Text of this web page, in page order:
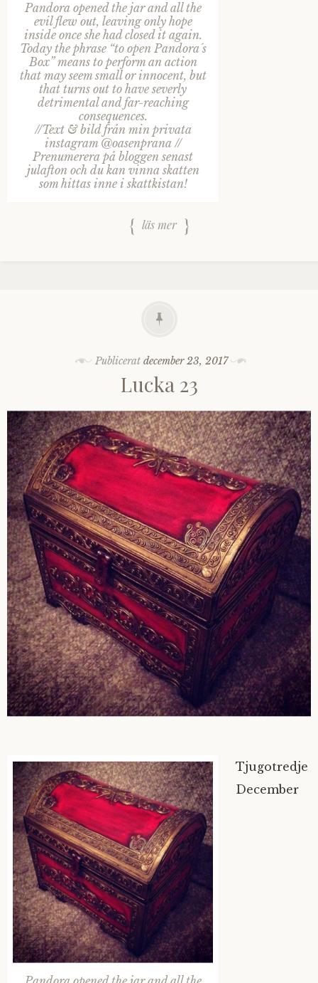
Pandora opened the jar and all the
evil flew out, leaving only hope
inside once she had closed it again.
Today the phrase “to open Pandora´s
Box” means to perform an action
that may seem small or innocent, but
that turns out to have severly
detrimental and far-reaching
consequences.
//Text & bild från min privata
instagram @oasenprana //
Prenumerera på bloggen senast
julafton och du kan vinna skatten
som hittas inne i skattkistan!
läs mer
Publicerat december 23, 2017
Lucka 23
Tjugotredje
December